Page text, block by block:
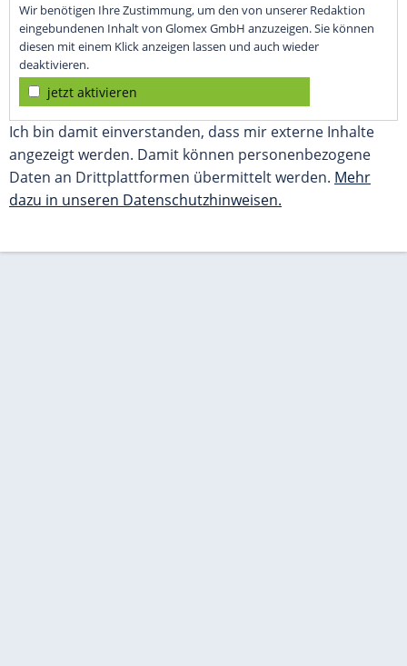
Wir benötigen Ihre Zustimmung, um den von unserer Redaktion
eingebundenen Inhalt von Glomex GmbH anzuzeigen. Sie können
diesen mit einem Klick anzeigen lassen und auch wieder
deaktivieren.
jetzt aktivieren
Ich bin damit einverstanden, dass mir externe Inhalte
angezeigt werden. Damit können personenbezogene
Daten an Drittplattformen übermittelt werden. Mehr
dazu in unseren Datenschutzhinweisen.